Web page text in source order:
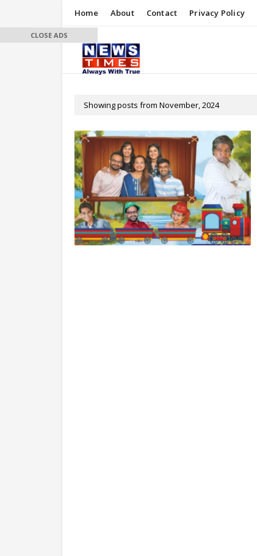
Home About Contact Privacy Policy
Showing posts from November, 2024
CLOSE ADS